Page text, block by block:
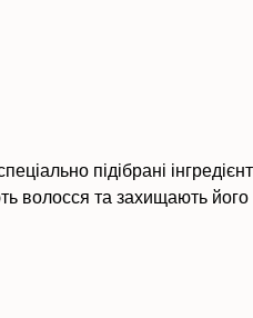
підібрані
волосся та захищають його